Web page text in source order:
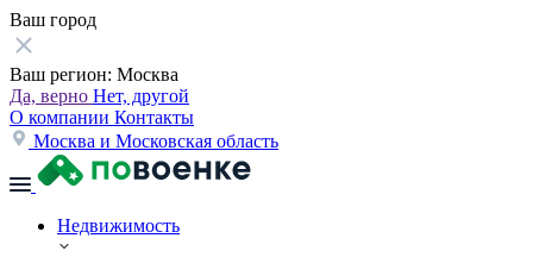
Ваш город
Ваш регион: Москва
Да, верно Нет, другой
О компании Контакты
Москва и Московская область
Недвижимость